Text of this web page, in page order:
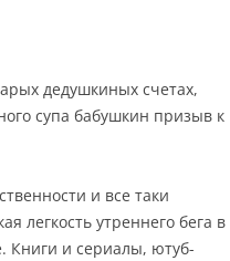
дедушкиных счетах,
супа бабушкин призыв к
и все таки
легкость утреннего бега в
Книги и сериалы, ютуб-